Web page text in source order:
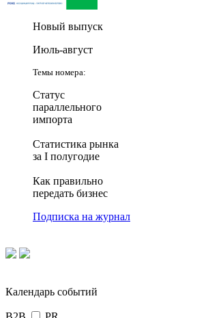
Новый выпуск
Июль-август
Темы номера:
Статус
параллельного
импорта
Статистика рынка
за I полугодие
Как правильно
передать бизнес
Подписка на журнал
Календарь событий